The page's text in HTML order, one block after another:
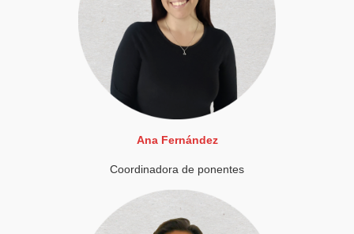
Ana Fernández
Coordinadora de ponentes